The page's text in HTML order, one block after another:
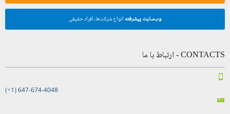
وب‌سایت پیشرفته انواع شرکت‌ها، افراد حقیقی
CONTACTS - ارتباط با ما
(+1) 647-674-4048